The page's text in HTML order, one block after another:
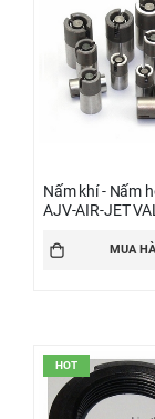
Nấm khí - Nấm
AJV-AIR-JET
MUA
HOT